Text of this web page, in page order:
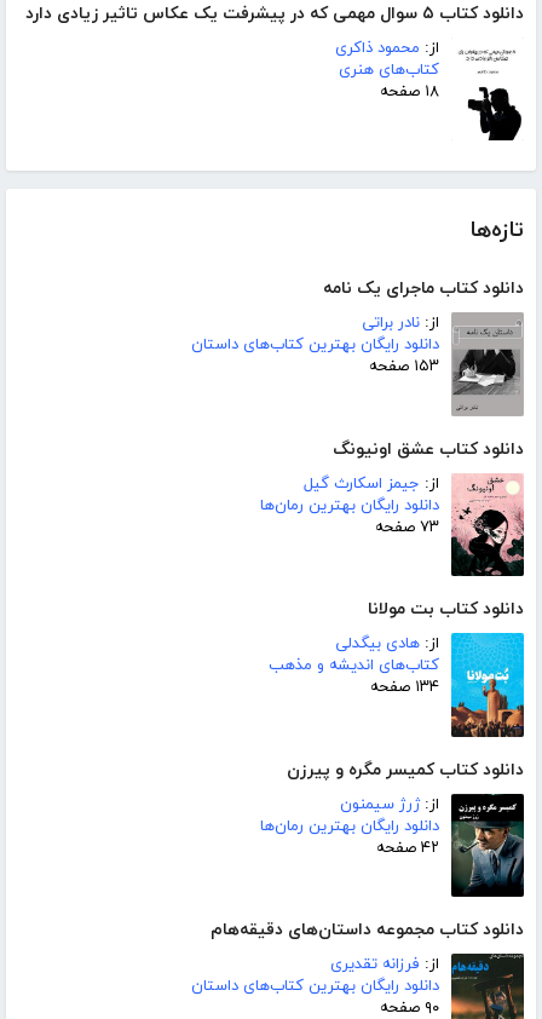
دانلود کتاب ۵ سوال مهمی که در پیشرفت یک عکاس تاثیر زیادی دارد
از: محمود ذاکری
کتاب‌های هنری
۱۸ صفحه
تازه‌ها
دانلود کتاب ماجرای یک نامه
از: نادر براتی
دانلود رایگان بهترین کتاب‌های داستان
۱۵۳ صفحه
دانلود کتاب عشق اونیونگ
از: جیمز اسکارث گیل
دانلود رایگان بهترین رمان‌ها
۷۳ صفحه
دانلود کتاب بت مولانا
از: هادی بیگدلی
کتاب‌های اندیشه و مذهب
۱۳۴ صفحه
دانلود کتاب کمیسر مگره و پیرزن
از:ژرژ سیمنون
دانلود رایگان بهترین رمان‌ها
۴۲ صفحه
دانلود کتاب مجموعه داستان‌های دقیقه‌هام
از: فرزانه تقدیری
دانلود رایگان بهترین کتاب‌های داستان
۹۰ صفحه